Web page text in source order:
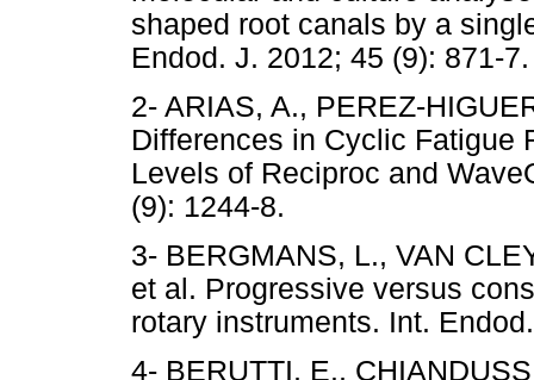
shaped root canals by a
Endod. J. 2012; 45 (9):
2- ARIAS, A., PEREZ-
Differences in Cyclic Fatigue
Levels of Reciproc and
(9): 1244-8.
3- BERGMANS, L., VAN
et al. Progressive versus
rotary instruments. Int.
4- BERUTTI, E.,